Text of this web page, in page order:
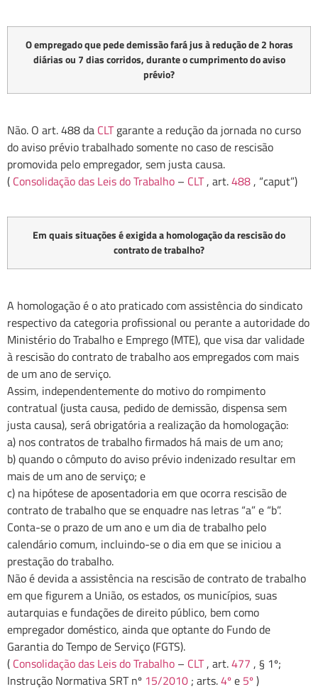
O empregado que pede demissão fará jus à redução de 2 horas
diárias ou 7 dias corridos, durante o cumprimento do aviso
prévio?
Não. O art. 488 da CLTgarante a redução da jornada no curso
do aviso prévio trabalhado somente no caso de rescisão
promovida pelo empregador, sem justa causa.
( Consolidação das Leis do Trabalho – CLT, art.488 , “caput”)
Em quais situações é exigida a homologação da rescisão do
contrato de trabalho?
A homologação é o ato praticado com assistência do sindicato
respectivo da categoria profissional ou perante a autoridade do
Ministério do Trabalho e Emprego (MTE), que visa dar validade
à rescisão do contrato de trabalho aos empregados com mais
de um ano de serviço.
Assim, independentemente do motivo do rompimento
contratual (justa causa, pedido de demissão, dispensa sem
justa causa), será obrigatória a realização da homologação:
a) nos contratos de trabalho firmados há mais de um ano;
b) quando o cômputo do aviso prévio indenizado resultar em
mais de um ano de serviço; e
c) na hipótese de aposentadoria em que ocorra rescisão de
contrato de trabalho que se enquadre nas letras “a” e “b”.
Conta-se o prazo de um ano e um dia de trabalho pelo
calendário comum, incluindo-se o dia em que se iniciou a
prestação do trabalho.
Não é devida a assistência na rescisão de contrato de trabalho
em que figurem a União, os estados, os municípios, suas
autarquias e fundações de direito público, bem como
empregador doméstico, ainda que optante do Fundo de
Garantia do Tempo de Serviço (FGTS).
( Consolidação das Leis do Trabalho – CLT, art.477 , § 1º;
Instrução Normativa SRT nº 15/2010 ; arts.4ºe 5º)